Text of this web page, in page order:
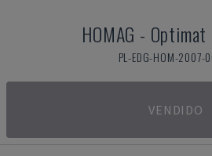
HOMAG - Optimat
PL-EDG-HOM-2007-
VENDIDO